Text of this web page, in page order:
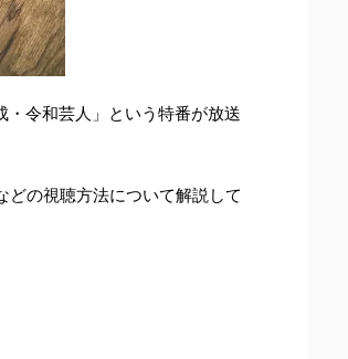
令和芸人」という特番が放送
の視聴方法について解説して